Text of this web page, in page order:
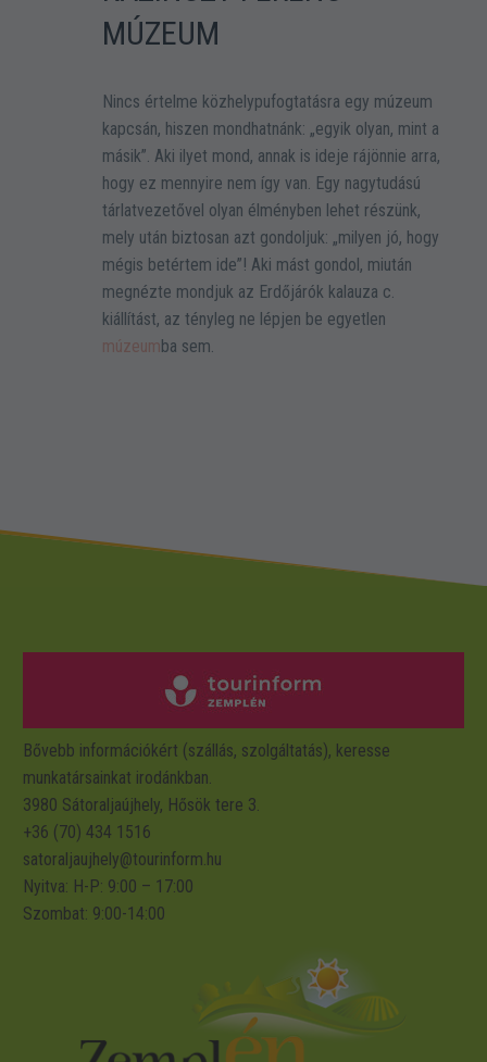
MÚZEUM
Nincs értelme közhelypufogtatásra egy múzeum
kapcsán, hiszen mondhatnánk: „egyik olyan, mint a
másik”. Aki ilyet mond, annak is ideje rájönnie arra,
hogy ez mennyire nem így van. Egy nagytudású
tárlatvezetővel olyan élményben lehet részünk,
mely után biztosan azt gondoljuk: „milyen jó, hogy
mégis betértem ide”! Aki mást gondol, miután
megnézte mondjuk az Erdőjárók kalauza c.
kiállítást, az tényleg ne lépjen be egyetlen
múzeumba sem.
Bővebb információkért (szállás, szolgáltatás), keresse
munkatársainkat irodánkban.
3980 Sátoraljaújhely, Hősök tere 3.
+36 (70) 434 1516
satoraljaujhely@tourinform.hu
Nyitva: H-P: 9:00 – 17:00
Szombat: 9:00-14:00